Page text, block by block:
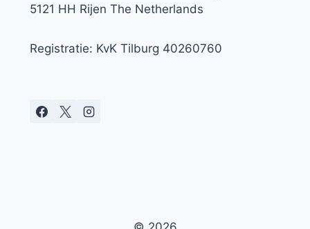
5121 HH Rijen The Netherlands
Registratie: KvK Tilburg 40260760